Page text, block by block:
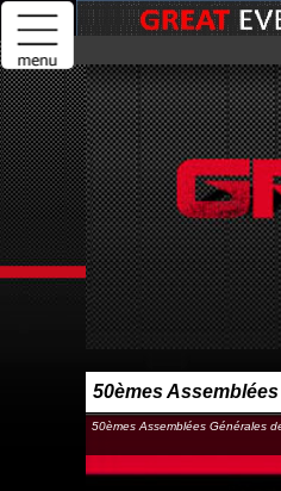
50èmes
50èmes Assemblées Générales